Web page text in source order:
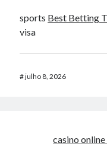
sports Best Betting
visa
#julho 8, 2026
casino